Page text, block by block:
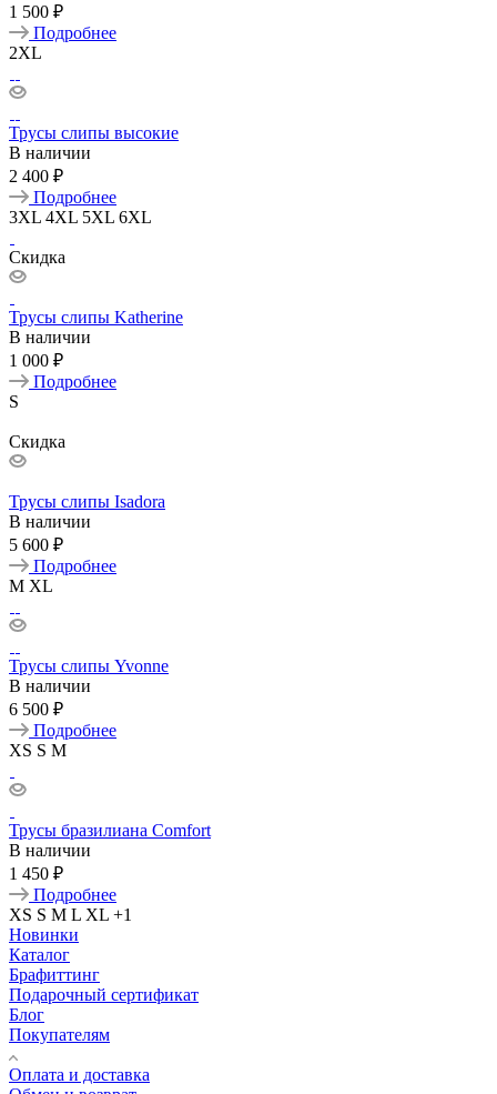
1 500 ₽
Подробнее
2XL
Трусы слипы высокие
В наличии
2 400 ₽
Подробнее
3XL 4XL 5XL 6XL
Скидка
Трусы слипы Katherine
В наличии
1 000 ₽
Подробнее
S
Скидка
Трусы слипы Isadora
В наличии
5 600 ₽
Подробнее
M XL
Трусы слипы Yvonne
В наличии
6 500 ₽
Подробнее
XS S M
Трусы бразилиана Comfort
В наличии
1 450 ₽
Подробнее
XS S M L XL +1
Новинки
Каталог
Брафиттинг
Подарочный сертификат
Блог
Покупателям
Оплата и доставка